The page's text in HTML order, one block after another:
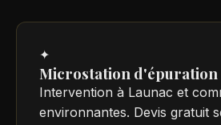
✦
Microstation d'épuration
Intervention à Launac et
environnantes. Devis gratuit